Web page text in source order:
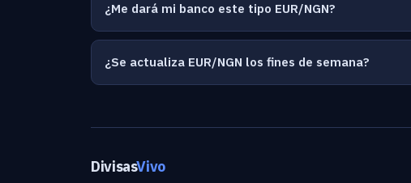
¿Me dará mi banco este tipo EUR/NGN?
¿Se actualiza EUR/NGN los fines de semana?
DivisasVivo